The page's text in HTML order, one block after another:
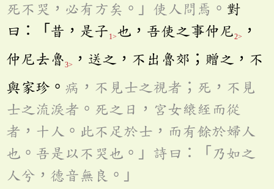
死不哭，必有方矣。」使人問焉。 對
曰：「昔，是子 1>也，吾使之事仲尼2>
，
仲尼去魯3>
，送之，不出魯郊；贈之，不
與家珍。 病，不見士之視者；死，不見
士之流淚者。死之日，宮女縗絰而從
者，十人。此不足於士，而有餘於婦人
也。吾是以不哭也。」詩曰：「乃如之
人兮，德音無良。」